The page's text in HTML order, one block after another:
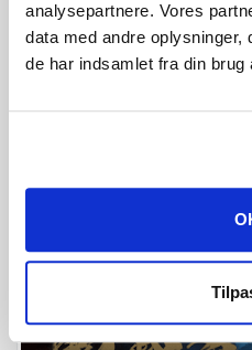
analysepartnere. Vores
data med andre oplysninger,
de har indsamlet fra din brug